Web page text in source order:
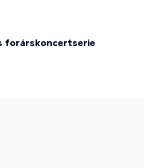
forårskoncertserie